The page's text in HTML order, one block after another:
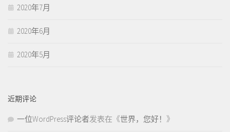
2020年7月
2020年6月
2020年5月
近期评论
一位WordPress评论者发表在《世界，您好！ 》